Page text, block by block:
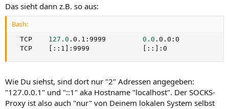
Das sieht dann z.B. so aus:
Bash:
  TCP
127.0 .0.1:9999 0.0 .0.0:0
  TCP
[ ::1 ] :9999 [ :: ] :0
Wie Du siehst, sind dort nur "2" Adressen angegeben:
"127.0.0.1" und "::1" aka Hostname "localhost". Der SOCKS-
Proxy ist also auch "nur" von Deinem lokalen System selbst